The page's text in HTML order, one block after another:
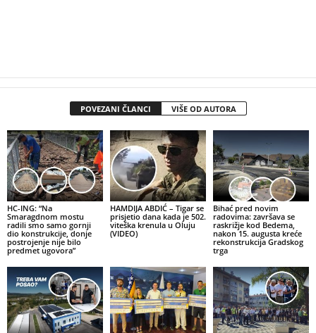
POVEZANI ČLANCI VIŠE OD AUTORA
HC-ING: “Na
Smaragdnom mostu
radili smo samo gornji
dio konstrukcije, donje
postrojenje nije bilo
predmet ugovora”
HAMDIJA ABDIĆ – Tigar se
prisjetio dana kada je 502.
viteška krenula u Oluju
(VIDEO)
Bihać pred novim
radovima: završava se
raskrižje kod Bedema,
nakon 15. augusta kreće
rekonstrukcija Gradskog
trga